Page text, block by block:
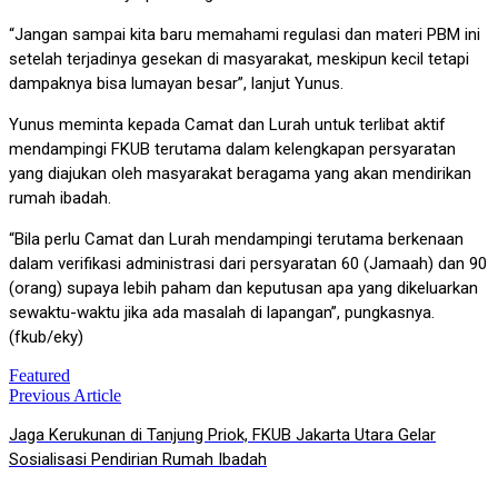
“Jangan sampai kita baru memahami regulasi dan materi PBM ini
setelah terjadinya gesekan di masyarakat, meskipun kecil tetapi
dampaknya bisa lumayan besar”, lanjut Yunus.
Yunus meminta kepada Camat dan Lurah untuk terlibat aktif
mendampingi FKUB terutama dalam kelengkapan persyaratan
yang diajukan oleh masyarakat beragama yang akan mendirikan
rumah ibadah.
“Bila perlu Camat dan Lurah mendampingi terutama berkenaan
dalam verifikasi administrasi dari persyaratan 60 (Jamaah) dan 90
(orang) supaya lebih paham dan keputusan apa yang dikeluarkan
sewaktu-waktu jika ada masalah di lapangan”, pungkasnya.
(fkub/eky)
Featured
Post
navigation
Previous Article
Jaga Kerukunan di Tanjung Priok, FKUB Jakarta Utara Gelar
Sosialisasi Pendirian Rumah Ibadah